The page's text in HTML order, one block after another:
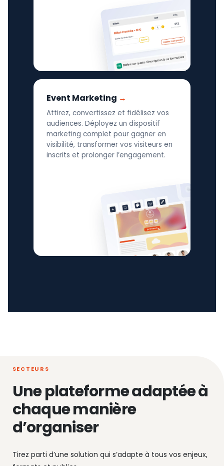
Event Marketing
Attirez, convertissez et fidélisez vos
audiences. Déployez un dispositif
marketing complet pour gagner en
visibilité, transformer vos visiteurs en
inscrits et prolonger l’engagement.
SECTEURS
Une plateforme adaptée à
chaque manière
d’organiser
Tirez parti d’une solution qui s’adapte à tous vos enjeux,